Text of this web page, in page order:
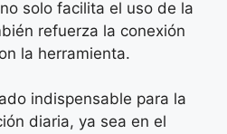
solo facilita el uso de la
refuerza la conexión
la herramienta.
indispensable para la
diaria, ya sea en el